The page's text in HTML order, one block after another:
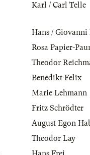
Karl / Carl Telle
Hans /
Rosa Papier-
Theodor
Benedikt Felix
Marie Lehmann
Fritz Schrödter
August Egon
Theodor Lay